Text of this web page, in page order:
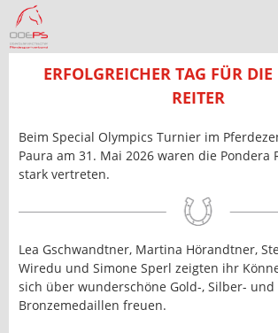
ERFOLGREICHER TAG FÜR
REITER
Beim Special Olympics Turnier im
Paura am 31. Mai 2026 waren die Pondera
stark vertreten.
Lea Gschwandtner, Martina Hörandtner,
Wiredu und Simone Sperl zeigten ihr
sich über wunderschöne Gold-, Silber- und
Bronzemedaillen freuen.